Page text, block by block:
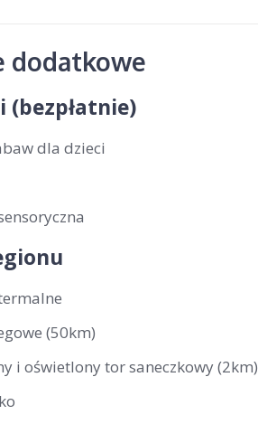
dodatkowe
(bezpłatnie)
dla dzieci
(50km)
i oświetlony tor saneczkowy (2km)